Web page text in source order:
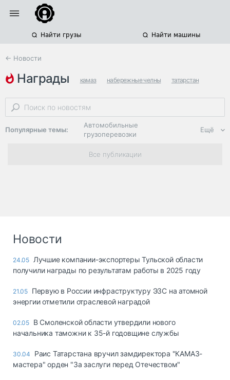
Найти грузы Найти машины
← Новости
награды камаз набережные челны татарстан
Популярные темы:
Автомобильные
грузоперевозки
Региональная
логистика
опасные грузы
страхование
Склады и
грузовые
Коммерческий
транспорт
Ещё
Все публикации
Новости
24.05 Лучшие компании-экспортеры Тульской области
получили награды по результатам работы в 2025 году
21.05 Первую в России инфраструктуру ЭЗС на атомной
энергии отметили отраслевой наградой
02.05 В Смоленской области утвердили нового
начальника таможни к 35-й годовщине службы
30.04
Раис Татарстана вручил замдиректора "КАМАЗ-
мастера" орден "За заслуги перед Отечеством"